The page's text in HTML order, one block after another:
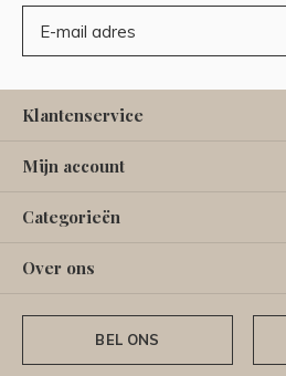
Klantenservice
Mijn account
Categorieën
Over ons
BEL ONS